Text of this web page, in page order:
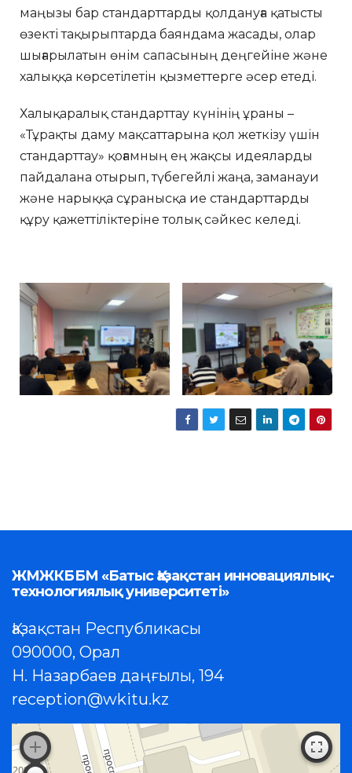
маңызы бар стандарттарды қолдануға қатысты
өзекті тақырыптарда баяндама жасады, олар
шығарылатын өнім сапасының деңгейіне және
халыққа көрсетілетін қызметтерге әсер етеді.
Халықаралық стандарттау күнінің ұраны –
«Тұрақты даму мақсаттарына қол жеткізу үшін
стандарттау» қоғамның ең жақсы идеяларды
пайдалана отырып, түбегейлі жаңа, заманауи
және нарыққа сұранысқа ие стандарттарды
құру қажеттіліктеріне толық сәйкес келеді.
ЖМЖКББМ «Батыс Қазақстан инновациялық-
технологиялық университеті»
Қазақстан Республикасы
090000, Орал
Н. Назарбаев даңғылы, 194
reception@wkitu.kz